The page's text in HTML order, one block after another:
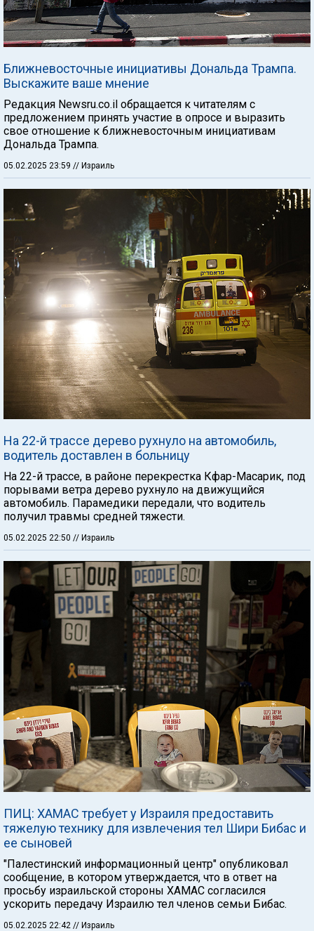
Ближневосточные инициативы Дональда Трампа.
Выскажите ваше мнение
Редакция Newsru.co.il обращается к читателям с
предложением принять участие в опросе и выразить
свое отношение к ближневосточным инициативам
Дональда Трампа.
05.02.2025 23:59 // Израиль
На 22-й трассе дерево рухнуло на автомобиль,
водитель доставлен в больницу
На 22-й трассе, в районе перекрестка Кфар-Масарик, под
порывами ветра дерево рухнуло на движущийся
автомобиль. Парамедики передали, что водитель
получил травмы средней тяжести.
05.02.2025 22:50 // Израиль
ПИЦ: ХАМАС требует у Израиля предоставить
тяжелую технику для извлечения тел Шири Бибас и
ее сыновей
"Палестинский информационный центр" опубликовал
сообщение, в котором утверждается, что в ответ на
просьбу израильской стороны ХАМАС согласился
ускорить передачу Израилю тел членов семьи Бибас.
05.02.2025 22:42 // Израиль